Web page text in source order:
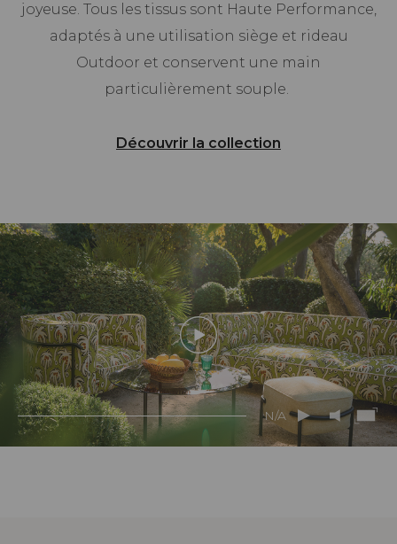
joyeuse. Tous les tissus sont Haute Performance,
adaptés à une utilisation siège et rideau
Outdoor et conservent une main
particulièrement souple.
Découvrir la collection
N/A